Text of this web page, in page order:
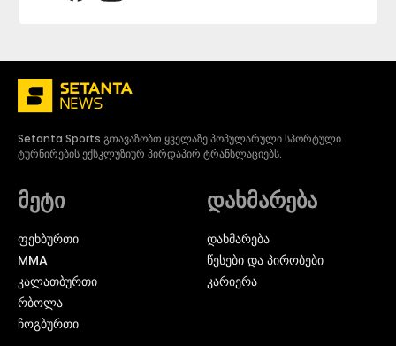
Setanta Sports გთავაზობთ ყველაზე პოპულარული სპორტული
ტურნირების ექსკლუზიურ პირდაპირ ტრანსლაციებს.
მეტი
ᲤᲔᲮᲑᲣᲠᲗᲘ
MMA
ᲙᲐᲚᲐᲗᲑᲣᲠᲗᲘ
ᲠᲑᲝᲚᲐ
ᲩᲝᲒᲑᲣᲠᲗᲘ
დახმარება
დახმარება
წესები და პირობები
კარიერა